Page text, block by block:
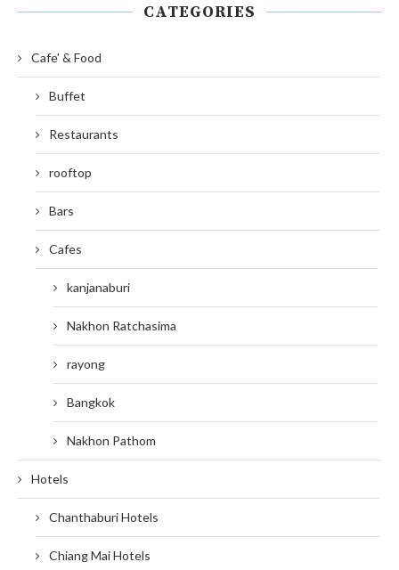
CATEGORIES
Cafe' & Food
Buffet
Restaurants
rooftop
Bars
Cafes
kanjanaburi
Nakhon Ratchasima
rayong
Bangkok
Nakhon Pathom
Hotels
Chanthaburi Hotels
Chiang Mai Hotels